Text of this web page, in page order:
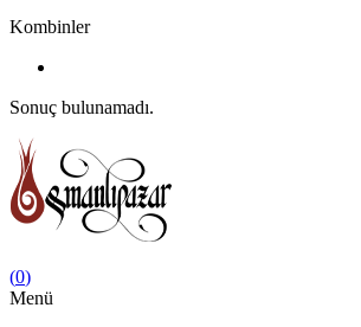
Kombinler
Sonuç bulunamadı.
(0)
Menü